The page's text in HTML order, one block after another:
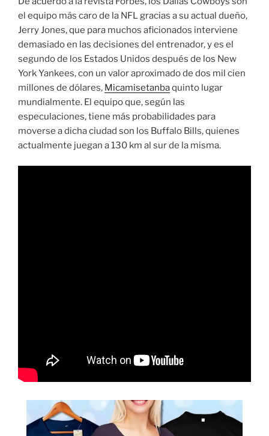
el equipo más caro de la NFL gracias a su actual dueño,
Jerry Jones, que para muchos aficionados interviene
demasiado en las decisiones del entrenador, y es el
segundo de los Estados Unidos después de los New
York Yankees, con un valor aproximado de dos mil cien
millones de dólares, Micamisetanbaquinto lugar
mundialmente. El equipo que, según las
especulaciones, tiene más probabilidades para
moverse a dicha ciudad son los Buffalo Bills, quienes
actualmente juegan a 130 km al sur de la misma.